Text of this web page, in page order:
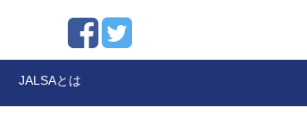
JALSAとは